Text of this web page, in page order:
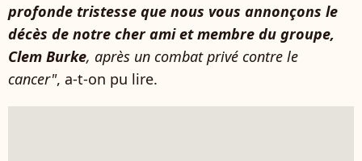
profonde tristesse que nous vous annonçons le
décès de notre cher ami et membre du groupe,
Clem Burke, après un combat privé contre le
cancer", a-t-on pu lire.